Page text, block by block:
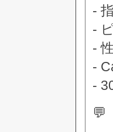
-
-
-
-
-
💬